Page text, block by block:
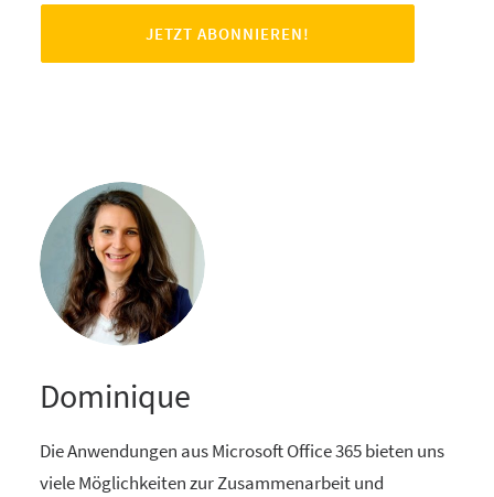
Dominique
Die Anwendungen aus Microsoft Office 365 bieten uns
viele Möglichkeiten zur Zusammenarbeit und